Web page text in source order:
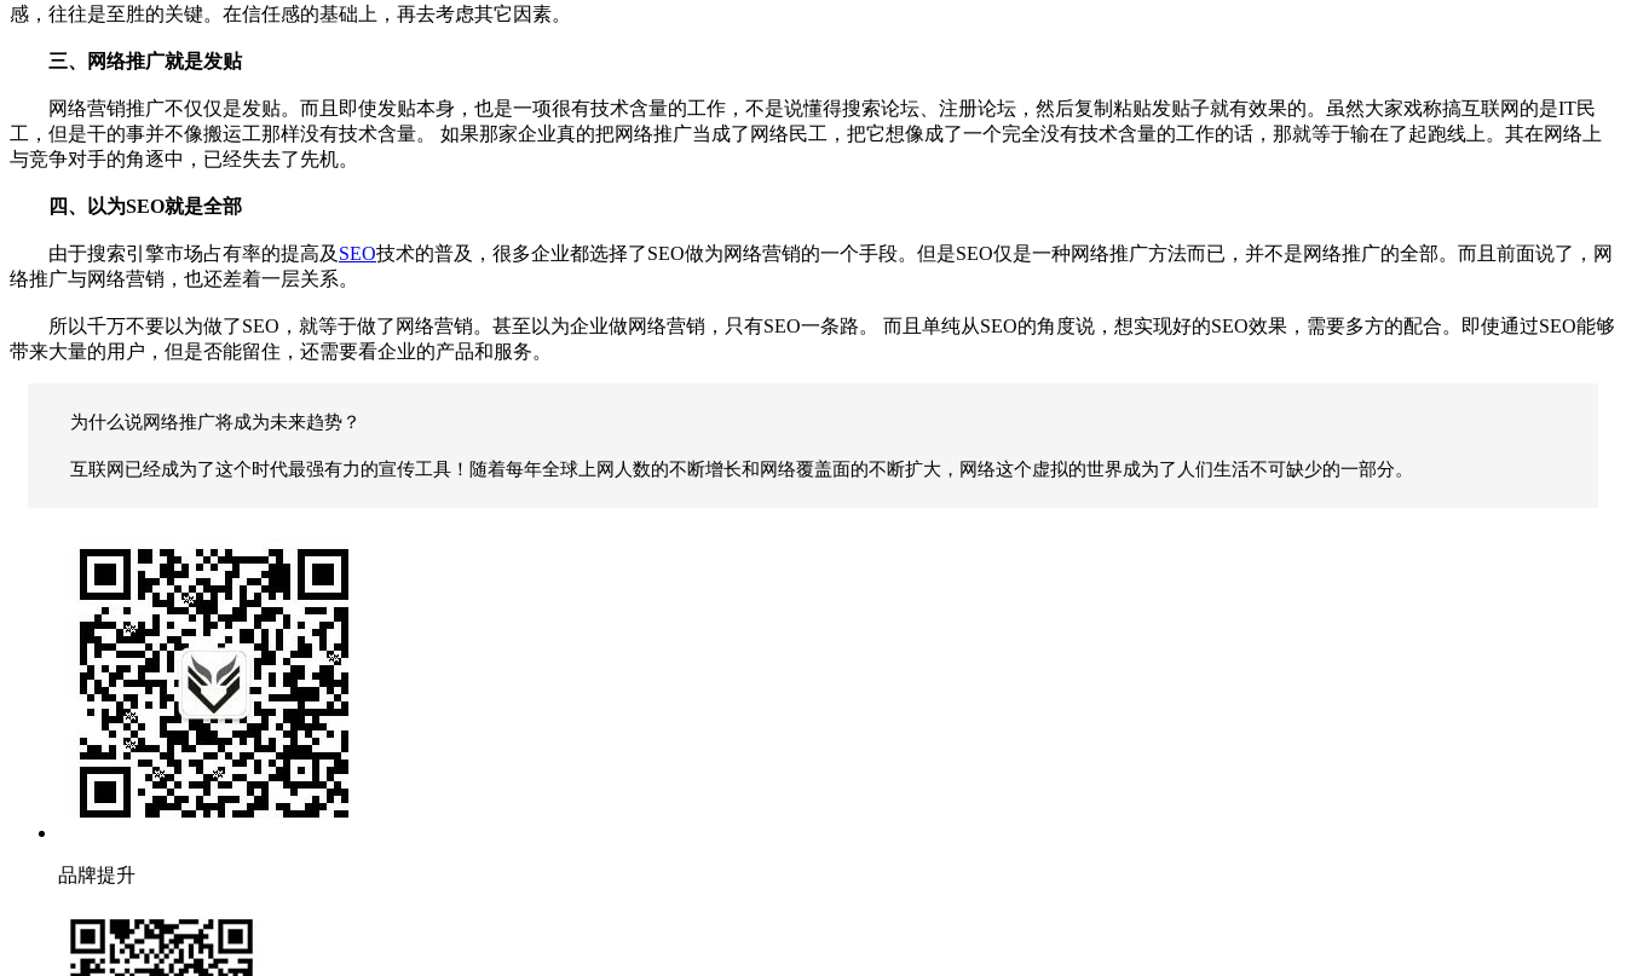
感，往往是至胜的关键。在信任感的基础上，再去考虑其它因素。
三、网络推广就是发贴
网络营销推广不仅仅是发贴。而且即使发贴本身，也是一项很有技术含量的工作，不是说懂得搜索论坛、注册论坛，然后复制粘贴发贴子就有效果的。虽然大家戏称搞互联网的是IT民
工，但是干的事并不像搬运工那样没有技术含量。
如果那家企业真的把网络推广当成了网络民工，把它想像成了一个完全没有技术含量的工作的话，那就等于输在了起跑线上。其在网络上
与竞争对手的角逐中，已经失去了先机。
四、以为SEO就是全部
由于搜索引擎市场占有率的提高及 SEO技术的普及，很多企业都选择了SEO做为网络营销的一个手段。但是SEO仅是一种网络推广方法而已，并不是网络推广的全部。而且前面说了，网
络推广与网络营销，也还差着一层关系。
所以千万不要以为做了SEO，就等于做了网络营销。甚至以为企业做网络营销，只有SEO一条路。
而且单纯从SEO的角度说，想实现好的SEO效果，需要多方的配合。即使通过SEO能够
带来大量的用户，但是否能留住，还需要看企业的产品和服务。
为什么说网络推广将成为未来趋势？
互联网已经成为了这个时代最强有力的宣传工具！随着每年全球上网人数的不断增长和网络覆盖面的不断扩大，网络这个虚拟的世界成为了人们生活不可缺少的一部分。
品牌提升